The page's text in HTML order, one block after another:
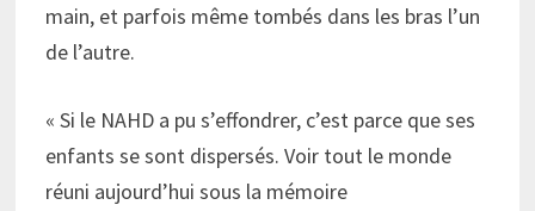
main, et parfois même tombés dans les bras l’un
de l’autre.
« Si le NAHD a pu s’effondrer, c’est parce que ses
enfants se sont dispersés. Voir tout le monde
réuni aujourd’hui sous la mémoire